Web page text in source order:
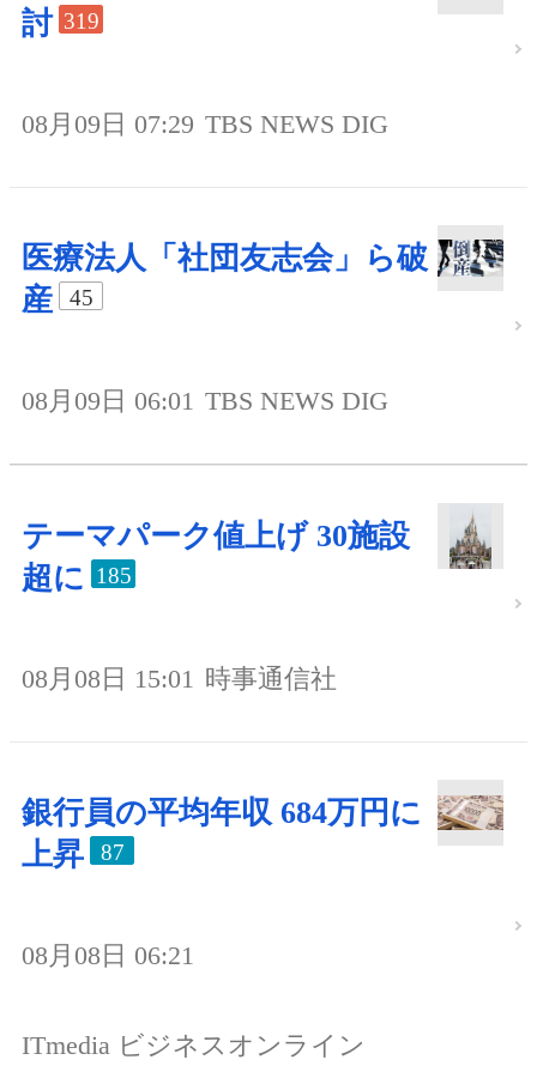
討 319
08月09日 07:29 TBS NEWS DIG
医療法人「社団友志会」ら破
産
45
08月09日 06:01 TBS NEWS DIG
テーマパーク値上げ 30施設
超に 185
08月08日 15:01 時事通信社
銀行員の平均年収 684万円に
上昇
87
08月08日 06:21
ITmedia ビジネスオンライン